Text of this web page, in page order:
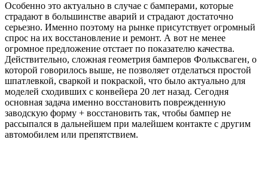
Особенно это актуально в случае с бамперами, которые
страдают в большинстве аварий и страдают достаточно
серьезно. Именно поэтому на рынке присутствует огромный
спрос на их восстановление и ремонт. А вот не менее
огромное предложение отстает по показателю качества.
Действительно, сложная геометрия бамперов Фольксваген, о
которой говорилось выше, не позволяет отделаться простой
шпатлевкой, сваркой и покраской, что было актуально для
моделей сходивших с конвейера 20 лет назад. Сегодня
основная задача именно восстановить поврежденную
заводскую форму + восстановить так, чтобы бампер не
рассыпался в дальнейшем при малейшем контакте с другим
автомобилем или препятствием.